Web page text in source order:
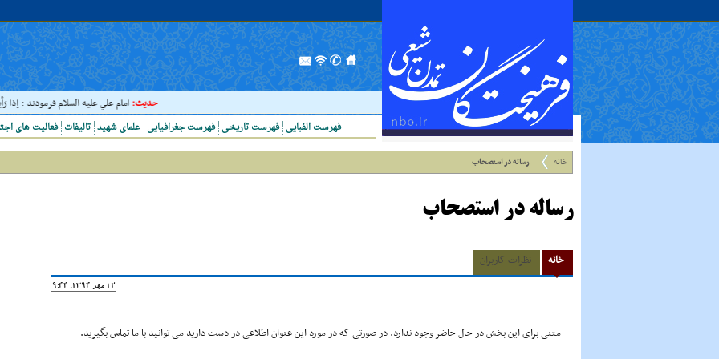
حدیث:امام علي عليه السلام فرمودند : إذا
فعالیت های تالیفات علمای شهید فهرست جغرافیایی فهرست تاریخی فهرست الفبایی
خانه رساله در استصحاب
رساله در استصحاب
خانه نظرات کاربران
12 مهر 1394, 19:44
متنی برای این بخش در حال حاضر وجود ندارد. در صورتی که در مورد این عنوان اطلاعی در دست دارید می توانید با ما تماس بگیرید.